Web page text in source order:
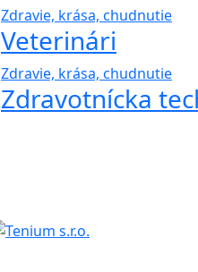
Zdravie, krása, chudnutie
Veterinári
Zdravie, krása, chudnutie
Zdravotnícka